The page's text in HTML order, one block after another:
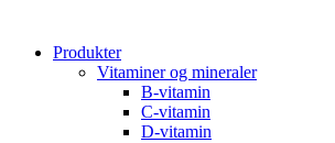
Produkter
Vitaminer og mineraler
B-vitamin
C-vitamin
D-vitamin